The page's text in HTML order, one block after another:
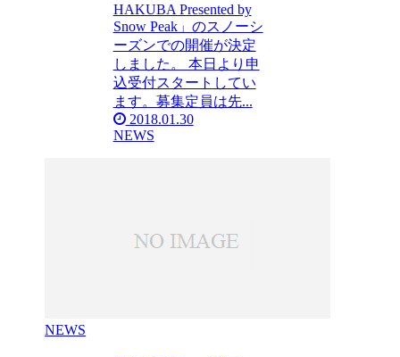
HAKUBA Presented by
Snow Peak」のスノーシ
ーズンでの開催が決定
しました。 本日より申
込受付スタートしてい
ます。募集定員は先...
2018.01.30
NEWS
NEWS